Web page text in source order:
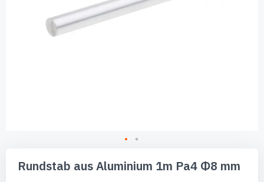
AnfangRundstab aus Aluminium 1m Pa4 Φ8 mm